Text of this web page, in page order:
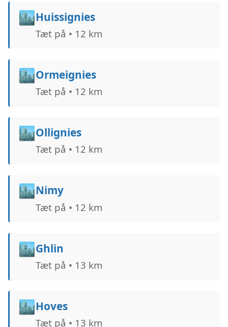
🏙️Huissignies
Tæt på • 12 km
🏙️Ormeignies
Tæt på • 12 km
🏙️Ollignies
Tæt på • 12 km
🏙️Nimy
Tæt på • 12 km
🏙️Ghlin
Tæt på • 13 km
🏙️Hoves
Tæt på • 13 km